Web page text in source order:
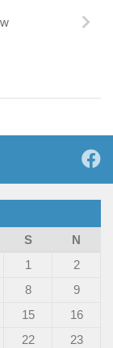
S
N
1
2
8
9
15
16
22
23